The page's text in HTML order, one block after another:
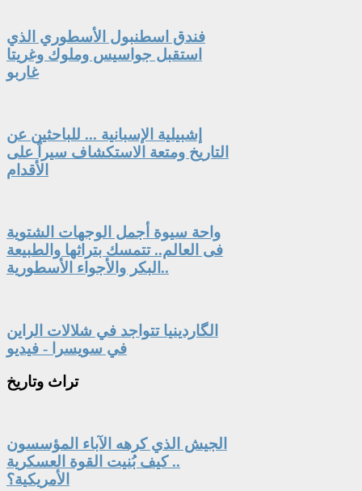
فندق اسطنبول الأسطوري الذي
استقبل جواسيس وملوك وغريتا
غاربو
إشبيلية الإسبانية ... للباحثين عن
التاريخ ومتعة الاستكشاف سيراً على
الأقدام
واحة سيوة أجمل الوجهات الشتوية
فى العالم.. تتمسك بتراثها والطبيعة
البكر والأجواء الأسطورية..
الگاردينيا تتواجد في شلالات الراين
في سويسرا - فيديو
تراث وتاريخ
الجيش الذي كرهه الآباء المؤسسون
.. كيف بُنيت القوة العسكرية
الأمريكية؟